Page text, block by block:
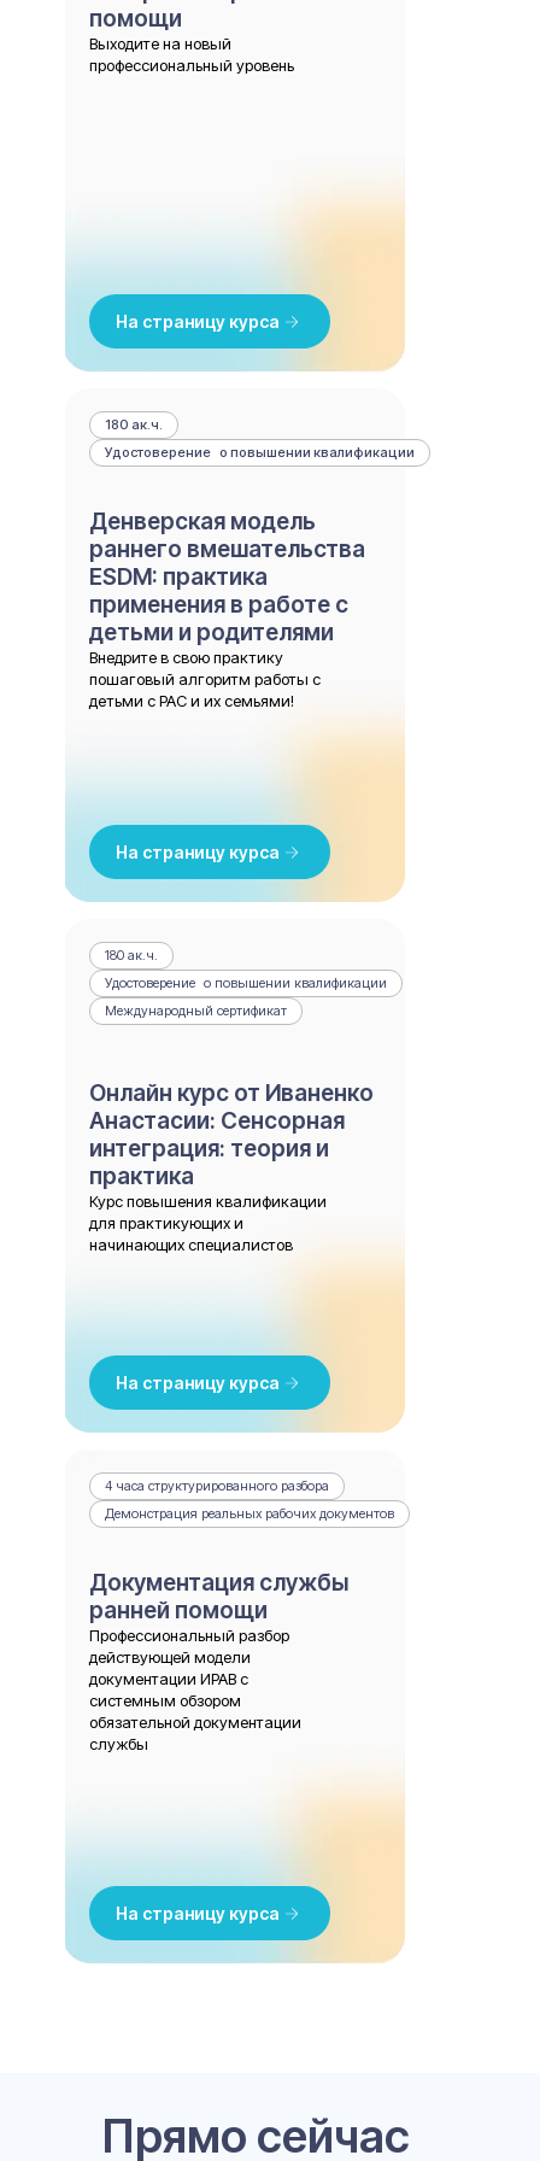
Документация службы
ранней помощи
Профессиональный разбор
действующей модели
документации ИРАВ с
системным обзором
обязательной документации
службы
4 часа структурированного разбора
Демонстрация реальных рабочих документов
На страницу курса
Онлайн курс от Иваненко
Анастасии: Сенсорная
интеграция: теория и
практика
Курс повышения квалификации
для практикующих и
начинающих специалистов
180 ак.ч.
Удостоверение о повышении квалификации
Международный сертификат
На страницу курса
Денверская модель
раннего вмешательства
ESDM: практика
применения в работе с
детьми и родителями
Внедрите в свою практику
пошаговый алгоритм работы с
детьми с РАС и их семьями!
180 ак.ч.
Удостоверение о повышении квалификации
На страницу курса
помощи
Выходите на новый
профессиональный уровень
На страницу курса
Прямо сейчас
Учебные материалы
Методические пособия, сборники,
практические вебинары от ведущих
экспертов по детскому развитию